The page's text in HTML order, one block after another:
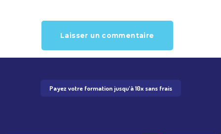
Payez votre formation jusqu'à 10x sans frais